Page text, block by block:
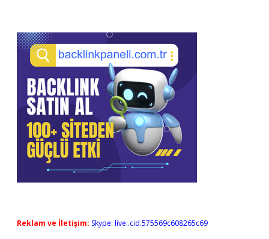
Reklam ve İletişim: Skype: live:.cid.575569c608265c69